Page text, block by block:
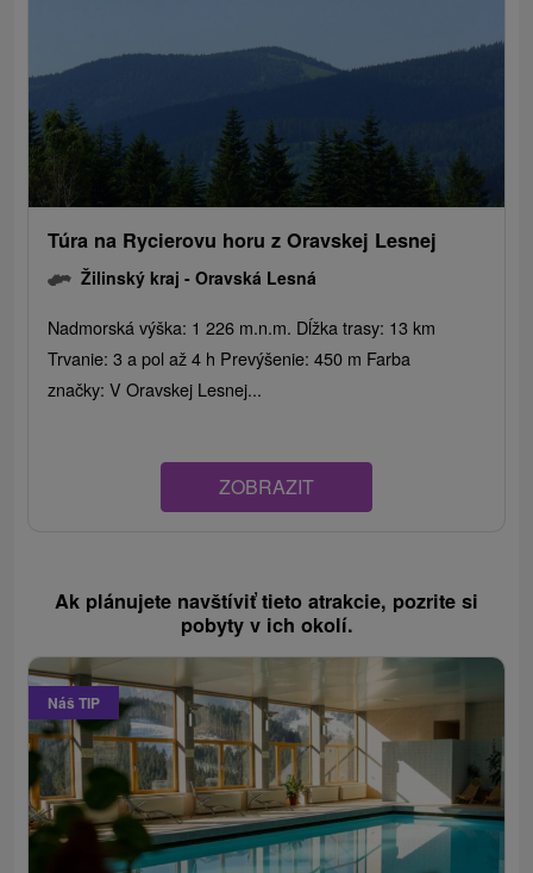
Túra na Rycierovu horu z Oravskej Lesnej
Žilinský kraj -Oravská Lesná
Nadmorská výška: 1 226 m.n.m. Dĺžka trasy: 13 km
Trvanie: 3 a pol až 4 h Prevýšenie: 450 m Farba
značky: V Oravskej Lesnej...
ZOBRAZIT
Ak plánujete navštíviť tieto atrakcie, pozrite si
pobyty v ich okolí.
Náš TIP